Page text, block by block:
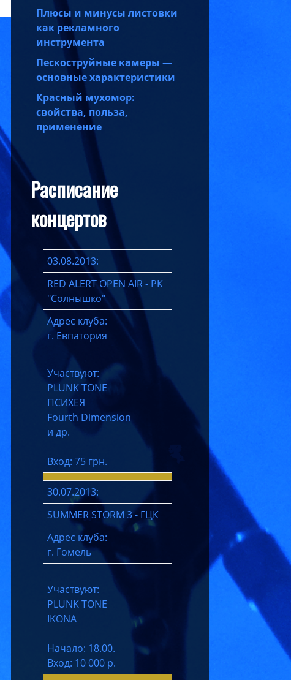
Плюсы и минусы листовки
как рекламного
инструмента
Пескоструйные камеры —
основные характеристики
Красный мухомор:
свойства, польза,
применение
Расписание
концертов
03.08.2013:
RED ALERT OPEN AIR - РК
"Солнышко"
Адрес клуба:
г. Евпатория
Участвуют:
PLUNK TONE
ПСИХЕЯ
Fourth Dimension
и др.
Вход: 75 грн.
30.07.2013:
SUMMER STORM 3 - ГЦК
Адрес клуба:
г. Гомель
Участвуют:
PLUNK TONE
IKONA
Начало: 18.00.
Вход: 10 000 р.